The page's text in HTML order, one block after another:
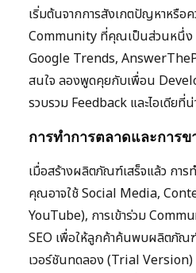
เริ่มต้นจากการสังเกตปัญหาหรือ
Community ที่คุณเป็นส่วนหนึ่ง
Google Trends,
สนใจ ลองพูดคุยกับเพื่อน
รวบรวม Feedback และไอเดียที่น่
การทำการตลาดและการข
เมื่อสร้างผลิตภัณฑ์เสร็จแล้ว การ
คุณอาจใช้ Social Media,
YouTube), การเข้าร่วม
SEO เพื่อให้ลูกค้าค้นพบผลิตภัณ
เวอร์ชันทดลอง (Trial Version)